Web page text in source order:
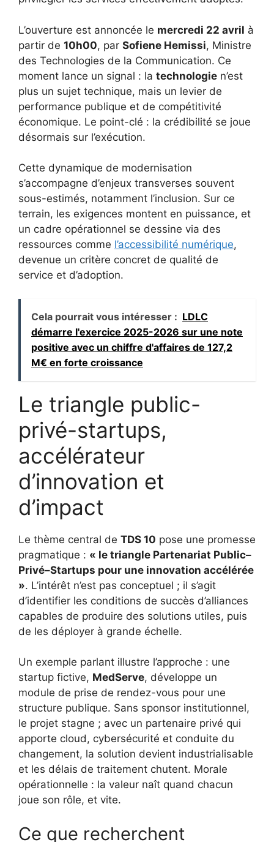
L’ouverture est annoncée le mercredi 22 avril à
partir de 10h00, par Sofiene Hemissi, Ministre
des Technologies de la Communication. Ce
moment lance un signal : la technologie n’est
plus un sujet technique, mais un levier de
performance publique et de compétitivité
économique. Le point-clé : la crédibilité se joue
désormais sur l’exécution.
Cette dynamique de modernisation
s’accompagne d’enjeux transverses souvent
sous-estimés, notamment l’inclusion. Sur ce
terrain, les exigences montent en puissance, et
un cadre opérationnel se dessine via des
ressources comme l’accessibilité numérique,
devenue un critère concret de qualité de
service et d’adoption.
Cela pourrait vous intéresser : LDLC
démarre l'exercice 2025-2026 sur une note
positive avec un chiffre d'affaires de 127,2
M€ en forte croissance
Le triangle public-
privé-startups,
accélérateur
d’innovation et
d’impact
Le thème central de TDS 10 pose une promesse
pragmatique : « le triangle Partenariat Public–
Privé–Startups pour une innovation accélérée
». L’intérêt n’est pas conceptuel ; il s’agit
d’identifier les conditions de succès d’alliances
capables de produire des solutions utiles, puis
de les déployer à grande échelle.
Un exemple parlant illustre l’approche : une
startup fictive, MedServe, développe un
module de prise de rendez-vous pour une
structure publique. Sans sponsor institutionnel,
le projet stagne ; avec un partenaire privé qui
apporte cloud, cybersécurité et conduite du
changement, la solution devient industrialisable
et les délais de traitement chutent. Morale
opérationnelle : la valeur naît quand chacun
joue son rôle, et vite.
Ce que recherchent